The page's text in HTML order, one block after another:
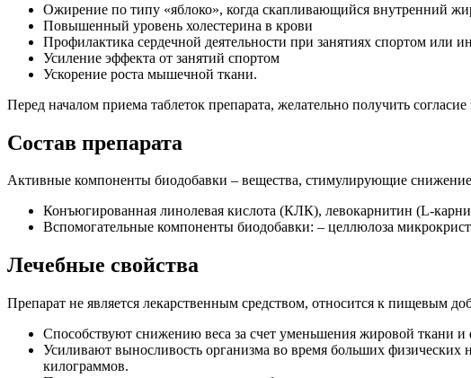
Ожирение по типу «яблоко», когда скапливающийся внутренний
Повышенный уровень холестерина в крови
Профилактика сердечной деятельности при занятиях спортом или
Усиление эффекта от занятий спортом
Ускорение роста мышечной ткани.
Перед началом приема таблеток препарата, желательно получить согласие
Состав препарата
Активные компоненты биодобавки – вещества, стимулирующие снижение
Конъюгированная линолевая кислота (КЛК), левокарнитин (L-
Вспомогательные компоненты биодобавки: – целлюлоза
Лечебные свойства
Препарат не является лекарственным средством, относится к пищевым
Способствуют снижению веса за счет уменьшения жировой ткани
Усиливают выносливость организма во время больших
килограммов.